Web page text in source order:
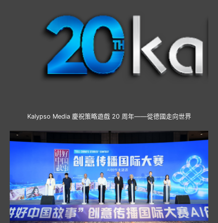
Kalypso Media 慶祝策略遊戲 20 周年——從德國走向世界